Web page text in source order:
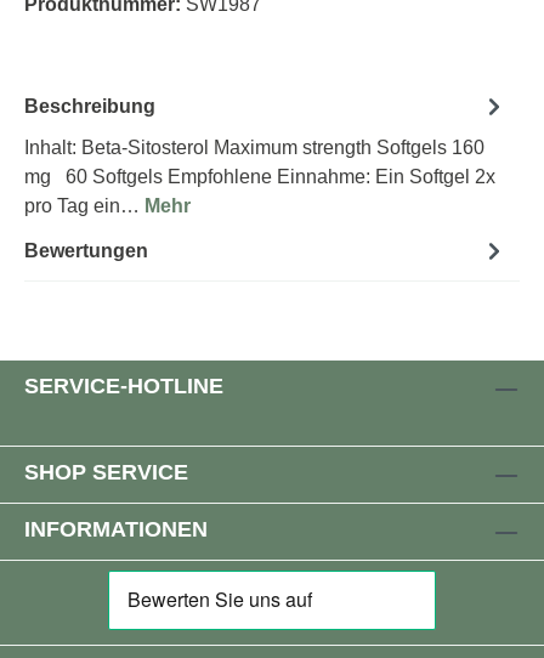
Produktnummer: SW1987
Beschreibung
Inhalt: Beta-Sitosterol Maximum strength Softgels 160
mg 60 Softgels Empfohlene Einnahme: Ein Softgel 2x
pro Tag ein… Mehr
Bewertungen
SERVICE-HOTLINE
SHOP SERVICE
INFORMATIONEN